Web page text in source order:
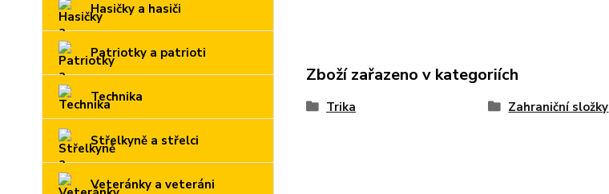
Hasičky a hasiči
Patriotky a patrioti
Technika
Střelkyně a střelci
Veteránky a veteráni
Zboží zařazeno v kategoriích
Trika Zahraniční složky